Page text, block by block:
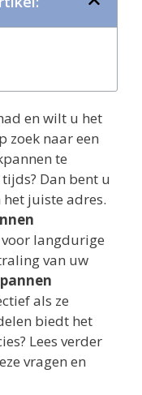
en wilt u het
zoek naar een
te
Dan bent u
het juiste adres.
langdurige
van uw
als ze
biedt het
Lees verder
vragen en